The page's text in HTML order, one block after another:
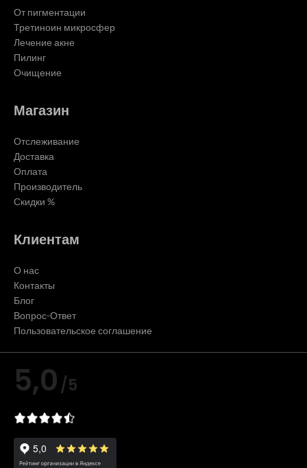
От пигментации
Третиноин микросфер
Лечение акне
Пилинг
Очищение
Магазин
Отслеживание
Доставка
Оплата
Производитель
Скидки %
Клиентам
О нас
Контакты
Блог
Вопрос-Ответ
Пользовательское соглашение
5,0 /5